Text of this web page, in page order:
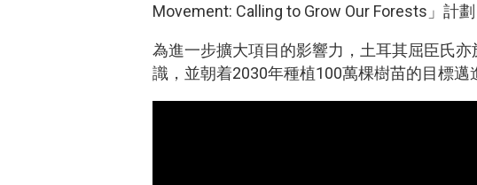
Movement: Calling to Grow Our Forests」計
為進一步擴大項目的影響力，土耳其屈臣氏
識，並朝着2030年種植100萬棵樹苗的目標邁